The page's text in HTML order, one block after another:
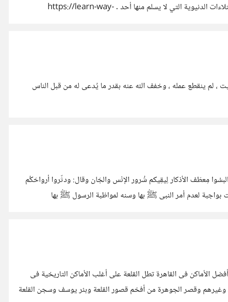
فعلى الإنسان الأخذ بالأسباب والدعاء بالأحاديث النبويه والأدعية التى دعاها الأنبياء السابقين مثل سيدنا أيوب وغيره ، فالمرض أحد الابتلاءات الدنيوية التي لا يسلم منها أحد . https://learn-way-
، لم ينقطع عمله ، وخفف الله عنه بقدر ما يُدعى له من قبل الناس
الشمس حتى الضحى قال ابن كثير: «البسُوا مِعطَف الأذكار لِيقِيكم شُرور الإنْس والجَان وقال: ودثّروا أرواحَكُم
بواجبة لعدم أمر النبى ﷺ بها وسنه لمواظبة الرسول ﷺ بها
تشيهدها خلال 7 سنين والقلعة فى مكان استراتجيى ومن أفضل الأماكن فى القاهرة تطل القلعة على أغلب الأماكن التاريخية فى
وقصر الجوهرة من أفخم قصور القلعة وبئر يوسف وسجن القلعة